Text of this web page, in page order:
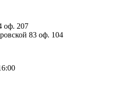
оф. 207
83 оф. 104